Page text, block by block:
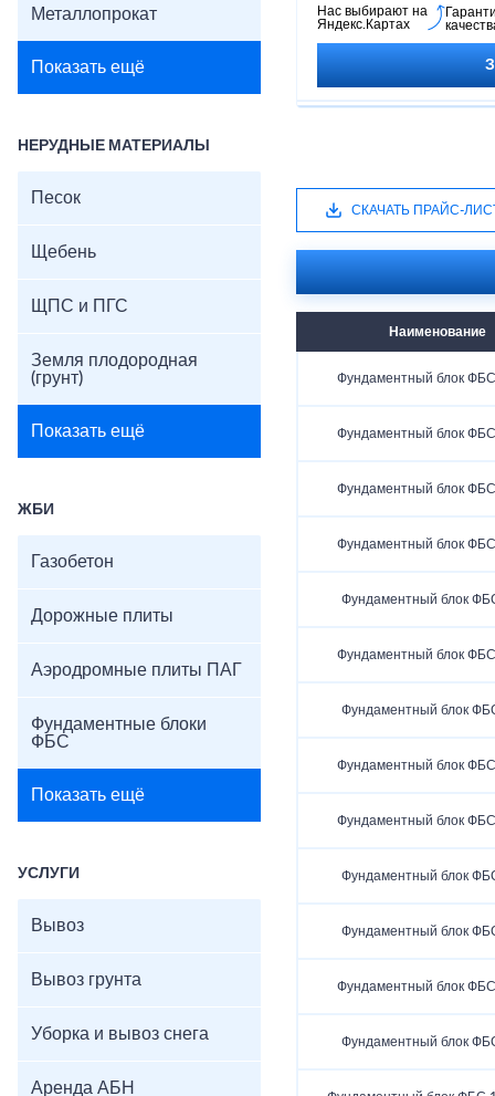
Металлопрокат
Показать ещё
НЕРУДНЫЕ МАТЕРИАЛЫ
Песок
Щебень
ЩПС и ПГС
Земля плодородная
(грунт)
Показать ещё
ЖБИ
Газобетон
Дорожные плиты
Аэродромные плиты ПАГ
Фундаментные блоки
ФБС
Показать ещё
УСЛУГИ
Вывоз
Вывоз грунта
Уборка и вывоз снега
Аренда АБН
ФБС 12.6.6–т в Ступино
Ступино.
Нас выбирают на
Яндекс.Картах
СКАЧАТЬ ПРАЙС-
Наименование
Фундаментный блок
Фундаментный блок
Фундаментный блок
Фундаментный блок
Фундаментный блок
Фундаментный блок
Фундаментный блок
Фундаментный блок
Фундаментный блок
Фундаментный блок
Фундаментный блок
Фундаментный блок
Фундаментный блок